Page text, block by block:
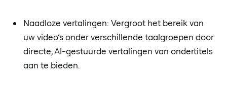
Naadloze vertalingen: Vergroot het bereik van
uw video’s onder verschillende taalgroepen door
directe, AI-gestuurde vertalingen van ondertitels
aan te bieden.